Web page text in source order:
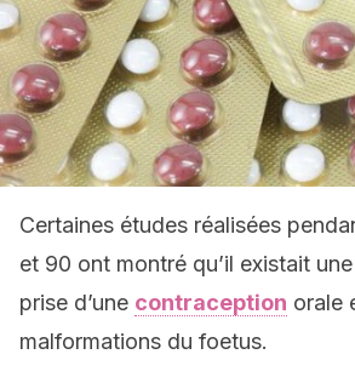
Certaines études réalisées
et 90 ont montré qu’il existait
prise d’une contraception orale
malformations du foetus.